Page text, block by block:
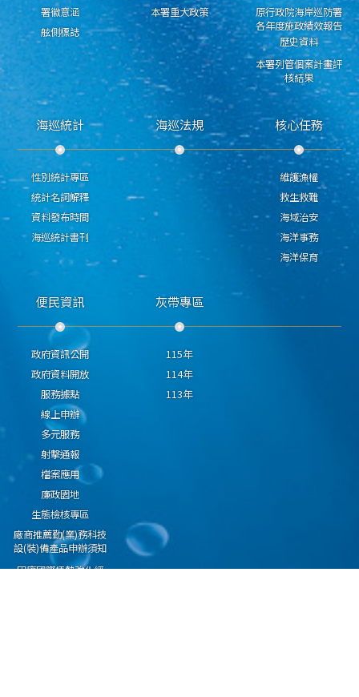
署徽意涵
舷側標誌
本署重大政策
原行政院海岸巡防署
各年度施政績效報告
歷史資料
本署列管個案計畫評
核結果
海巡統計
性別統計專區
統計名詞解釋
資料發布時間
海巡統計書刊
海巡法規 核心任務
維護漁權
救生救難
海域治安
海洋事務
海洋保育
便民資訊
政府資訊公開
政府資料開放
服務據點
線上申辦
多元服務
射擊通報
檔案應用
廉政園地
生態檢核專區
廠商推薦勤(業)務科技
設(裝)備產品申辦須知
因應國際情勢強化經
灰帶專區
115年
114年
113年